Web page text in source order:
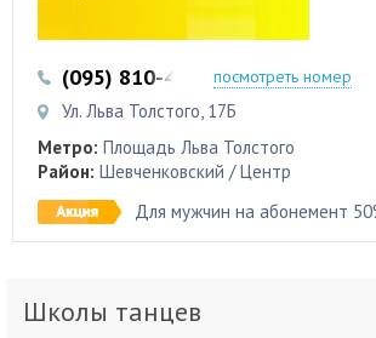
(095) 810-42-15 (093) 694-18-64
посмотреть номер
Ул. Льва Толстого, 17Б
Метро: Площадь Льва Толстого
Район: Шевченковский / Центр
Для мужчин на абонемент
Школы танцев